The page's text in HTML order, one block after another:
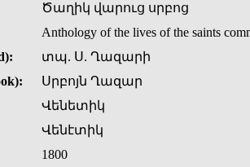
Ծաղիկ վարուց սրբոց
Anthology of the lives of the saints
տպ. Ս. Ղազարի
Սրբոյն Ղազար
Վենետիկ
Վենէտիկ
1800